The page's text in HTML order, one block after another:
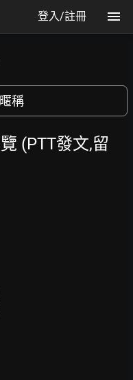
登入/註冊
暱稱
(PTT發文,留